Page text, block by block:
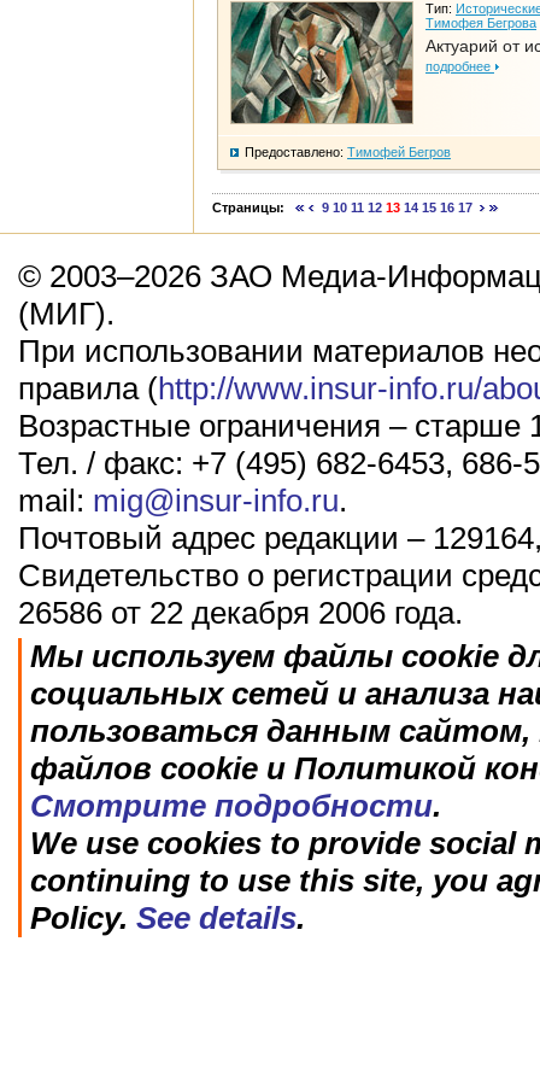
Тип:
Тимофея Бегрова
Актуарий от
подробнее
Предоставлено: Тимофей Бегров
Страницы: 9 10 11 12 13 14 15 16 17
© 2003–2026 ЗАО Медиа-
(МИГ).
При использовании материалов
правила (http://www.insur-info.ru/
Возрастные ограничения – старше
Тел. / факс: +7 (495) 682-6453, 686-
mail: mig@insur-info.ru.
Почтовый адрес редакции –
Свидетельство о регистрации
26586 от 22 декабря 2006 года.
Мы используем файлы cookie
социальных сетей и анализа
пользоваться данным
файлов cookie и Политикой
Смотрите подробности.
We use cookies to provide social
continuing to use this site, you
Policy. See details.